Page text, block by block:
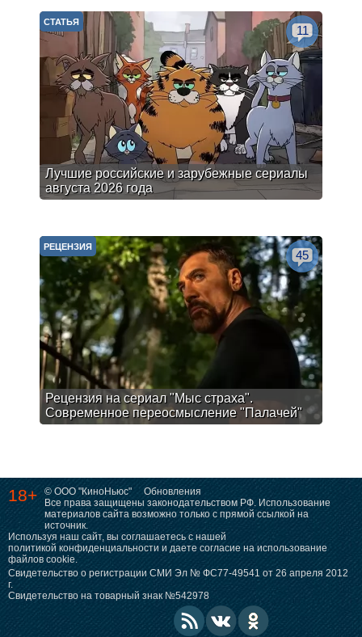
Лучшие российские и зарубежные сериалы
августа 2026 года
СТАТЬЯ
11
Рецензия на сериал "Мыс страха".
Современное переосмысление "Палачей"
РЕЦЕНЗИЯ
45
18+ © ООО "КиноНьюс"
Обновления
Все права защищены законодательством РФ. Использование
материалов сайта возможно только с прямой ссылкой на
источник.
Используя наш сайт, вы соглашаетесь с нашей
политикой конфиденциальности и даете согласие на использование
файлов cookie.
Свидетельство о регистрации СМИ Эл № ФС77-49541 от 26 апреля 2012
г.
Свидетельство на товарный знак №542978